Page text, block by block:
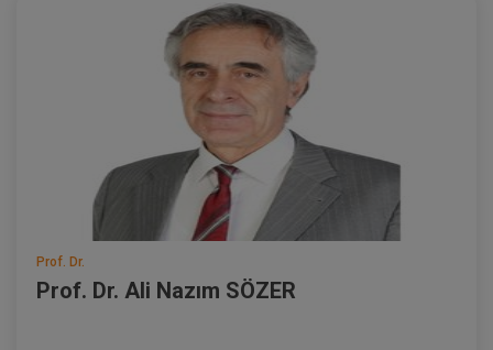
Prof. Dr.
Prof. Dr. Ali Nazım SÖZER